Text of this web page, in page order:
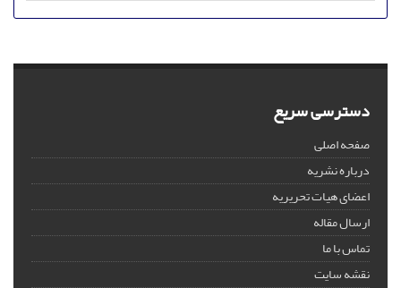
دسترسی سریع
صفحه اصلی
درباره نشریه
اعضای هیات تحریریه
ارسال مقاله
تماس با ما
نقشه سایت